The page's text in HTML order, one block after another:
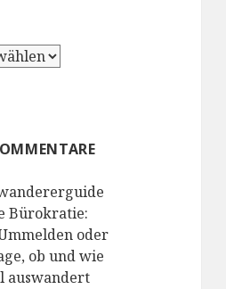
Bürokratie:
oder
ob und wie
auswandert